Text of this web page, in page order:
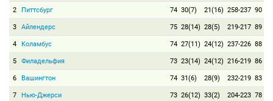
2 Питтсбург 74 30(7) 21(16) 258-237 90
3 Айлендерс 75 28(14) 28(5) 219-217 89
4 Коламбус 74 27(11) 24(12) 237-226 88
5 Филадельфия 73 23(14) 24(12) 216-219 86
6 Вашингтон 74 31(6) 28(9) 232-219 83
7 Нью-Джерси 73 26(12) 33(2) 204-223 78